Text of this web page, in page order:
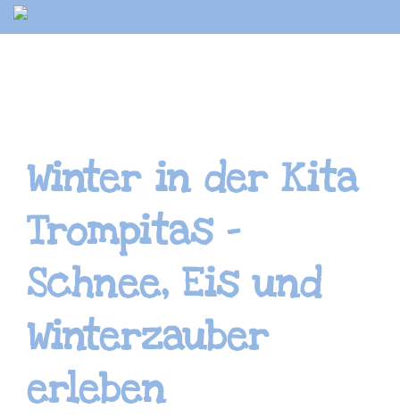
Springe
zum
Winter in der Kita
Trompitas –
Schnee, Eis und
Winterzauber
erleben